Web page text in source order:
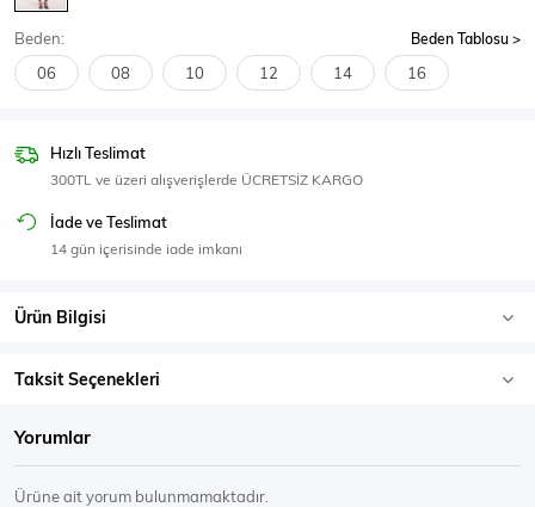
Body
SPOR GİYİM
Eşofman Üstü
Beden: Beden Tablosu
06 08 10 12 14 16
Hızlı Teslimat
300TL ve üzeri alışverişlerde ÜCRETSİZ KARGO
İade ve Teslimat
14 gün içerisinde iade imkanı
Ürün Bilgisi
Taksit Seçenekleri
Yorumlar
Ürüne ait yorum bulunmamaktadır.